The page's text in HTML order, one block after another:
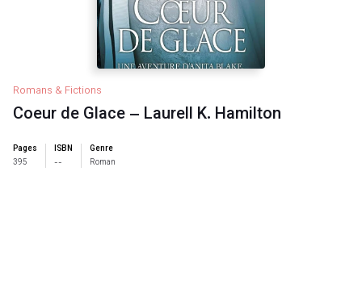
Romans & Fictions
Coeur de Glace – Laurell K. Hamilton
Pages
395
ISBN
--
Genre
Roman